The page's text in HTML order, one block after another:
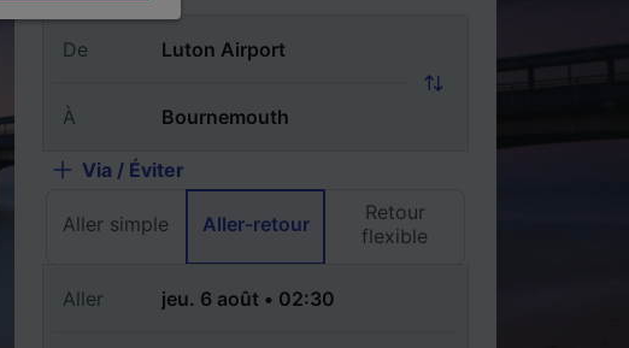
De
À
Via / Éviter
Aller simple Aller-retour
Retour
flexible
Aller